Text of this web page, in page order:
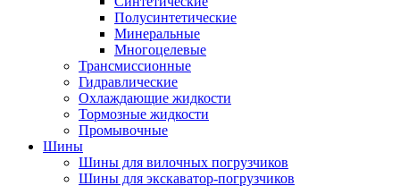
Полусинтетические
Минеральные
Многоцелевые
Трансмиссионные
Гидравлические
Охлаждающие жидкости
Тормозные жидкости
Промывочные
Шины
Шины для вилочных погрузчиков
Шины для экскаватор-погрузчиков